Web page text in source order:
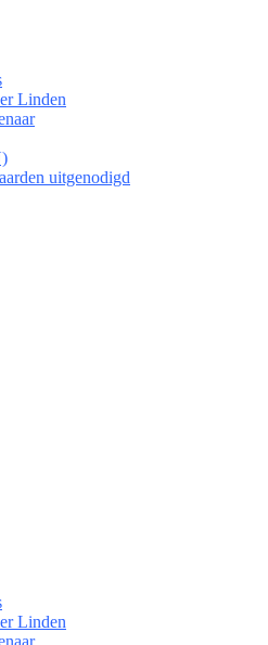
Linden
uitgenodigd
Linden